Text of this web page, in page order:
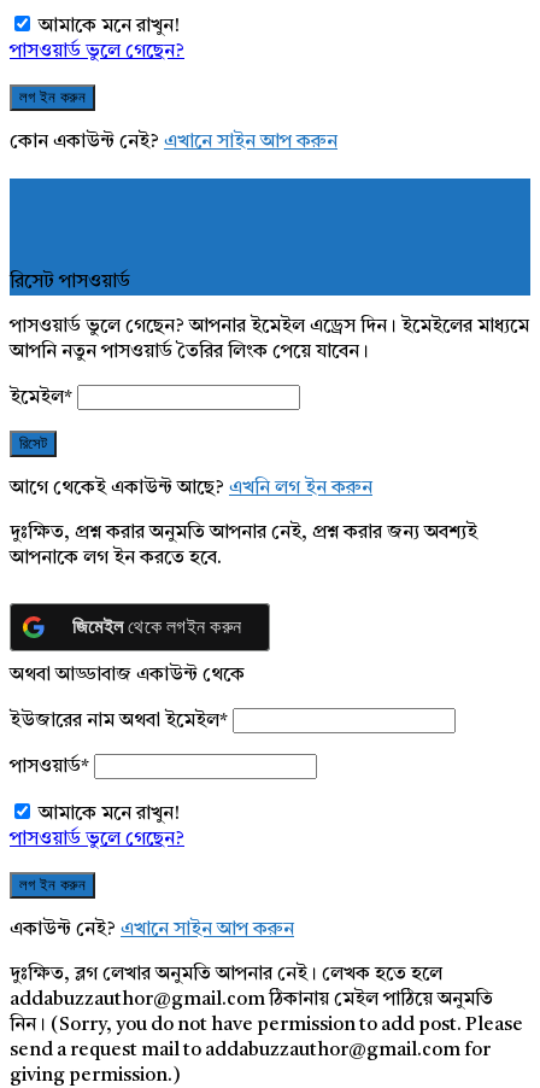
আমাকে মনে রাখুন!
পাসওয়ার্ড ভুলে গেছেন?
কোন একাউন্ট নেই? এখানে সাইন আপ করুন
রিসেট পাসওয়ার্ড
পাসওয়ার্ড ভুলে গেছেন? আপনার ইমেইল এড্রেস দিন। ইমেইলের মাধ্যমে
আপনি নতুন পাসওয়ার্ড তৈরির লিংক পেয়ে যাবেন।
ইমেইল*
আগে থেকেই একাউন্ট আছে? এখনি লগ ইন করুন
দুঃক্ষিত, প্রশ্ন করার অনুমতি আপনার নেই, প্রশ্ন করার জন্য অবশ্যই
আপনাকে লগ ইন করতে হবে.
জিমেইলথেকে লগইন করুন
অথবা আড্ডাবাজ একাউন্ট থেকে
ইউজারের নাম অথবা ইমেইল*
পাসওয়ার্ড*
আমাকে মনে রাখুন!
পাসওয়ার্ড ভুলে গেছেন?
একাউন্ট নেই? এখানে সাইন আপ করুন
দুঃক্ষিত, ব্লগ লেখার অনুমতি আপনার নেই। লেখক হতে হলে
addabuzzauthor@gmail.com ঠিকানায় মেইল পাঠিয়ে অনুমতি
নিন। (Sorry, you do not have permission to add post. Please
send a request mail to addabuzzauthor@gmail.com for
giving permission.)